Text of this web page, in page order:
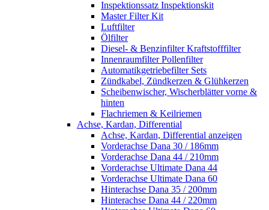
Inspektionssatz Inspektionskit
Master Filter Kit
Luftfilter
Ölfilter
Diesel- & Benzinfilter Kraftstofffilter
Innenraumfilter Pollenfilter
Automatikgetriebefilter Sets
Zündkabel, Zündkerzen & Glühkerzen
Scheibenwischer, Wischerblätter vorne &
hinten
Flachriemen & Keilriemen
Achse, Kardan, Differential
Achse, Kardan, Differential anzeigen
Vorderachse Dana 30 / 186mm
Vorderachse Dana 44 / 210mm
Vorderachse Ultimate Dana 44
Vorderachse Ultimate Dana 60
Hinterachse Dana 35 / 200mm
Hinterachse Dana 44 / 220mm